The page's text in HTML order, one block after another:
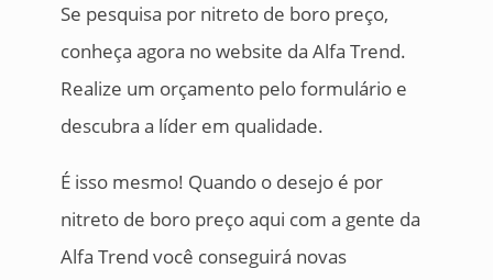
Se pesquisa por nitreto de boro preço,
conheça agora no website da Alfa Trend.
Realize um orçamento pelo formulário e
descubra a líder em qualidade.
É isso mesmo! Quando o desejo é por
nitreto de boro preço aqui com a gente da
Alfa Trend você conseguirá novas